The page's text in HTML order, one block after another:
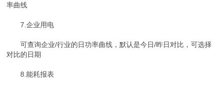
率曲线
7.企业用电
可查询企业/行业的日功率曲线，默认是今日/昨日对比，可选择
对比的日期
8.能耗报表